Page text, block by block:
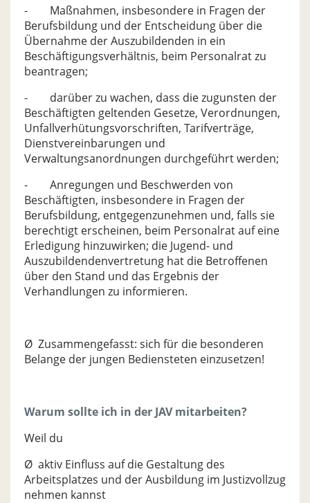
- Maßnahmen, insbesondere in Fragen der
Berufsbildung und der Entscheidung über die
Übernahme der Auszubildenden in ein
Beschäftigungsverhältnis, beim Personalrat zu
beantragen;
- darüber zu wachen, dass die zugunsten der
Beschäftigten geltenden Gesetze, Verordnungen,
Unfallverhütungsvorschriften, Tarifverträge,
Dienstvereinbarungen und
Verwaltungsanordnungen durchgeführt werden;
- Anregungen und Beschwerden von
Beschäftigten, insbesondere in Fragen der
Berufsbildung, entgegenzunehmen und, falls sie
berechtigt erscheinen, beim Personalrat auf eine
Erledigung hinzuwirken; die Jugend- und
Auszubildendenvertretung hat die Betroffenen
über den Stand und das Ergebnis der
Verhandlungen zu informieren.
Ø Zusammengefasst: sich für die besonderen
Belange der jungen Bediensteten einzusetzen!
Warum sollte ich in der JAV mitarbeiten?
Weil du
Ø aktiv Einfluss auf die Gestaltung des
Arbeitsplatzes und der Ausbildung im Justizvollzug
nehmen kannst